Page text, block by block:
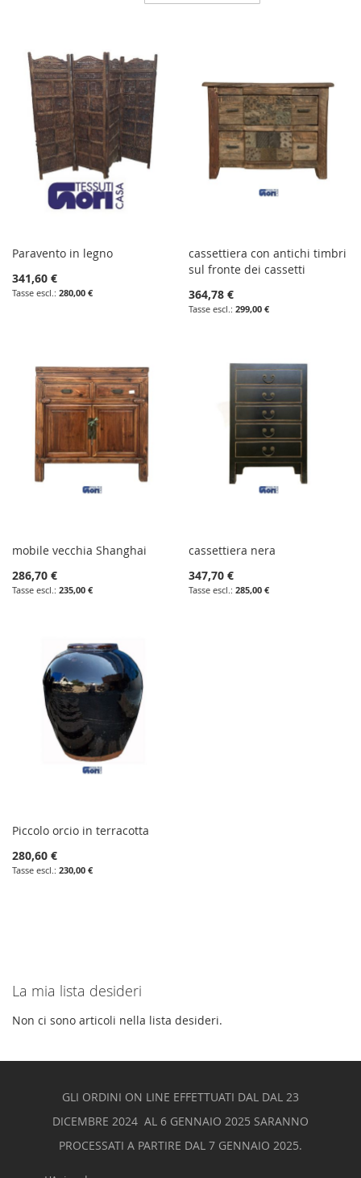
Paravento in legno
341,60 €
280,00 €
cassettiera con antichi timbri
sul fronte dei cassetti
364,78 €
299,00 €
mobile vecchia Shanghai
286,70 €
235,00 €
cassettiera nera
347,70 €
285,00 €
Piccolo orcio in terracotta
280,60 €
230,00 €
La mia lista desideri
Non ci sono articoli nella lista desideri.
GLI ORDINI ON LINE EFFETTUATI DAL DAL 23
DICEMBRE 2024 AL 6 GENNAIO 2025 SARANNO
PROCESSATI A PARTIRE DAL 7 GENNAIO 2025.